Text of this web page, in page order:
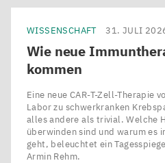
WISSENSCHAFT 31. JULI
Wie neue
kommen
Eine neue CAR-T-Zell-Therapie
Labor zu schwerkranken
alles andere als trivial. Welche
überwinden sind und warum es
geht, beleuchtet ein
Armin Rehm.